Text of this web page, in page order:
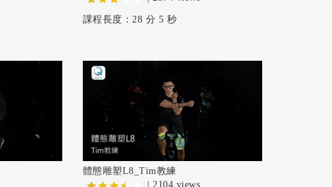
課程長度：28 分 5 秒
體態雕塑L8_Tim教練